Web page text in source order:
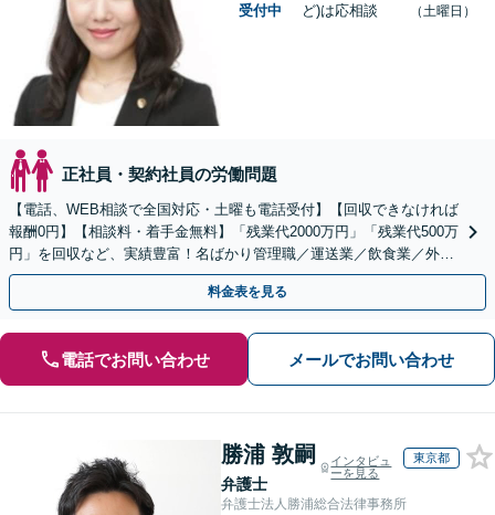
受付中
ど)は応相談
（土曜日）
正社員・契約社員の労働問題
【電話、WEB相談で全国対応・土曜も電話受付】【回収できなければ
報酬0円】【相談料・着手金無料】「残業代2000万円」「残業代500万
円」を回収など、実績豊富！名ばかり管理職／運送業／飲食業／外資
系など妥協せずに交渉！他で断られた方も対応。
料金表を見る
電話でお問い合わせ メールでお問い合わせ
勝浦 敦嗣
弁護士
インタビュ
ーを見る
東京都
弁護士法人勝浦総合法律事務所